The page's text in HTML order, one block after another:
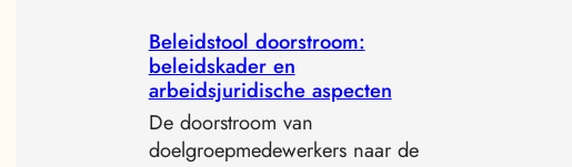
Beleidstool doorstroom:
beleidskader en
arbeidsjuridische aspecten
De doorstroom van
doelgroepmedewerkers naar de